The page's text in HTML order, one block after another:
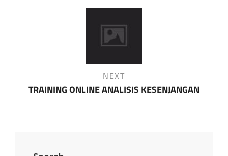
Post
NEXT
TRAINING ONLINE ANALISIS KESENJANGAN